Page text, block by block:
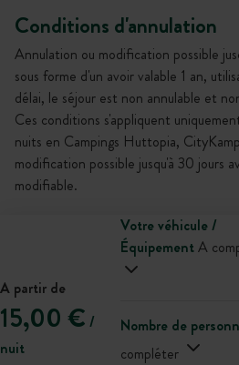
Conditions d'annulation
Annulation ou modification possible
sous forme d'un avoir valable 1 an,
délai, le séjour est non annulable et
Ces conditions s'appliquent
nuits en Campings Huttopia,
modification possible jusqu'à 30 jours
modifiable.
A partir de
15,00 € /
nuit
Votre véhicule /
ÉquipementA
Nombre de
compléter